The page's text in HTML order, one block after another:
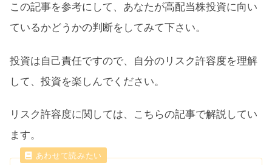
この記事を参考にして、あなたが高配当株投資に向い
ているかどうかの判断をしてみて下さい。
投資は自己責任ですので、自分のリスク許容度を理解
して、投資を楽しんでください。
リスク許容度に関しては、こちらの記事で解説してい
ます。